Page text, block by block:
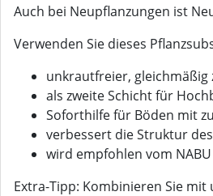
Auch bei Neupflanzungen ist
Verwenden Sie dieses
unkrautfreier, gleichmäßig
als zweite Schicht für
Soforthilfe für Böden mit
verbessert die Struktur
wird empfohlen vom
Extra-Tipp: Kombinieren Sie